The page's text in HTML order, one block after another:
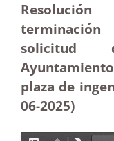
solicitud
plaza de
06-2025)